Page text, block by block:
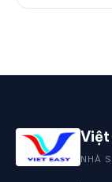
Việt
NHÀ